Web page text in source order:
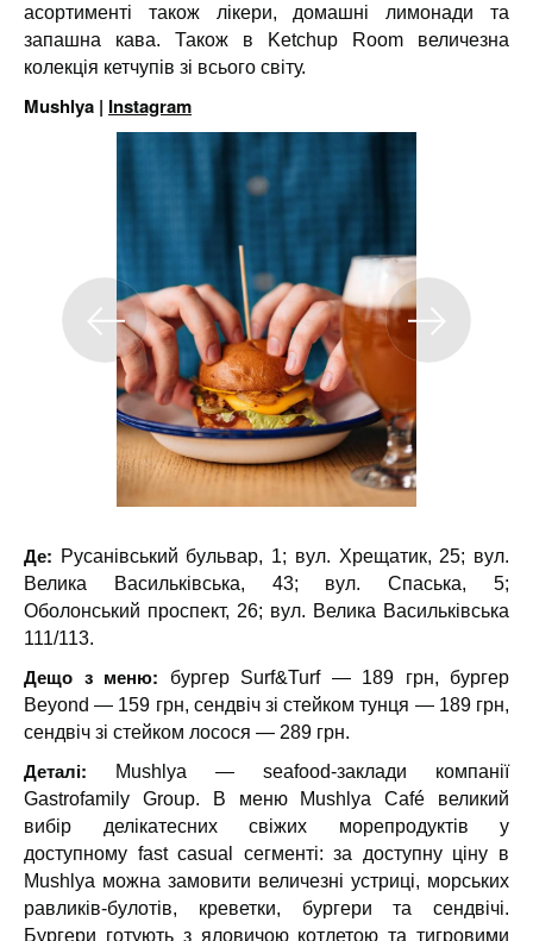
асортименті також лікери, домашні лимонади та
запашна кава. Також в Ketchup Room величезна
колекція кетчупів зі всього світу.
Mushlya | Instagram
Де: Русанівський бульвар, 1; вул. Хрещатик, 25; вул.
Велика Васильківська, 43; вул. Спаська, 5;
Оболонський проспект, 26; вул. Велика Васильківська
111/113.
Дещо з меню:
бургер Surf&Turf — 189 грн, бургер
Beyond — 159 грн, сендвіч зі стейком тунця — 189 грн,
сендвіч зі стейком лосося — 289 грн.
Деталі:
Mushlya — seafood-заклади компанії
Gastrofamily Group. В меню Mushlya Café великий
вибір делікатесних свіжих морепродуктів у
доступному fast casual сегменті: за доступну ціну в
Mushlya можна замовити величезні устриці, морських
равликів-булотів, креветки, бургери та сендвічі.
Бургери готують з яловичою котлетою та тигровими